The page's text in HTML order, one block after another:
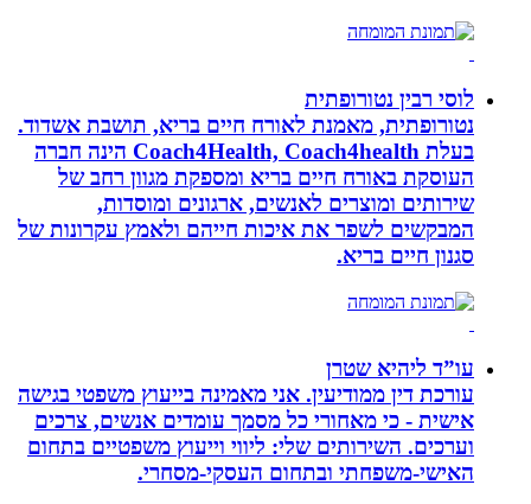
לוסי רבין נטורופתית
נטורופתית, מאמנת לאורח חיים בריא, תושבת אשדוד.
בעלת Coach4Health, Coach4health הינה חברה
העוסקת באורח חיים בריא ומספקת מגוון רחב של
שירותים ומוצרים לאנשים, ארגונים ומוסדות,
המבקשים לשפר את איכות חייהם ולאמץ עקרונות של
סגנון חיים בריא.
עו”ד ליהיא שטרן
עורכת דין ממודיעין. אני מאמינה בייעוץ משפטי בגישה
אישית - כי מאחורי כל מסמך עומדים אנשים, צרכים
וערכים. השירותים שלי: ליווי וייעוץ משפטיים בתחום
האישי-משפחתי ובתחום העסקי-מסחרי.